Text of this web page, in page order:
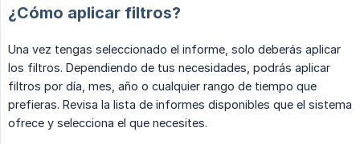
¿Cómo aplicar filtros?
Una vez tengas seleccionado el informe, solo deberás aplicar
los filtros. Dependiendo de tus necesidades, podrás aplicar
filtros por día, mes, año o cualquier rango de tiempo que
prefieras. Revisa la lista de informes disponibles que el sistema
ofrece y selecciona el que necesites.